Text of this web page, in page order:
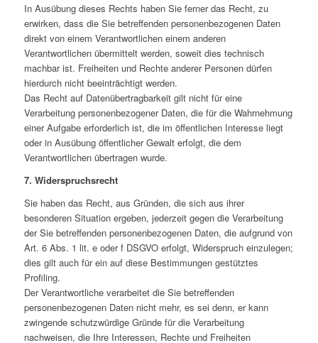
In Ausübung dieses Rechts haben Sie ferner das Recht, zu
erwirken, dass die Sie betreffenden personenbezogenen Daten
direkt von einem Verantwortlichen einem anderen
Verantwortlichen übermittelt werden, soweit dies technisch
machbar ist. Freiheiten und Rechte anderer Personen dürfen
hierdurch nicht beeinträchtigt werden.
Das Recht auf Datenübertragbarkeit gilt nicht für eine
Verarbeitung personenbezogener Daten, die für die Wahrnehmung
einer Aufgabe erforderlich ist, die im öffentlichen Interesse liegt
oder in Ausübung öffentlicher Gewalt erfolgt, die dem
Verantwortlichen übertragen wurde.
7. Widerspruchsrecht
Sie haben das Recht, aus Gründen, die sich aus ihrer
besonderen Situation ergeben, jederzeit gegen die Verarbeitung
der Sie betreffenden personenbezogenen Daten, die aufgrund von
Art. 6 Abs. 1 lit. e oder f DSGVO erfolgt, Widerspruch einzulegen;
dies gilt auch für ein auf diese Bestimmungen gestütztes
Profiling.
Der Verantwortliche verarbeitet die Sie betreffenden
personenbezogenen Daten nicht mehr, es sei denn, er kann
zwingende schutzwürdige Gründe für die Verarbeitung
nachweisen, die Ihre Interessen, Rechte und Freiheiten